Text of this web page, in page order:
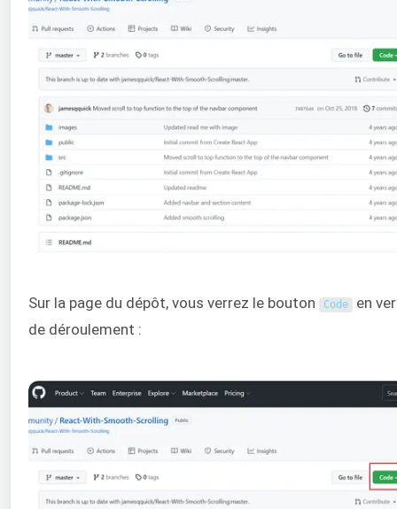
Sur la page du dépôt, vous verrez le bouton Code en
de déroulement :